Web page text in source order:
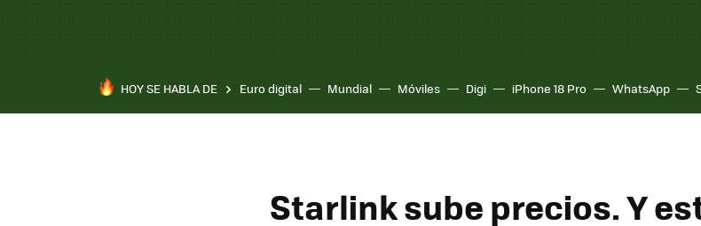
HOY SE HABLA DE Euro digital Mundial Móviles Digi iPhone 18 Pro WhatsApp
Starlink sube precios. Y